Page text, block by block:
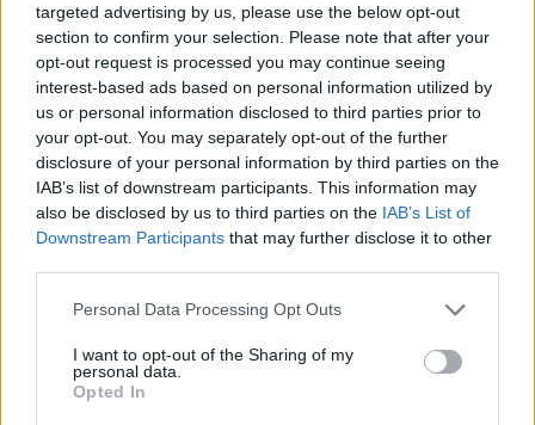
targeted advertising by us, please use the below opt-out
section to confirm your selection. Please note that after your
opt-out request is processed you may continue seeing
interest-based ads based on personal information utilized by
us or personal information disclosed to third parties prior to
your opt-out. You may separately opt-out of the further
disclosure of your personal information by third parties on the
IAB’s list of downstream participants. This information may
also be disclosed by us to third parties on the IAB’s List of
Downstream Participants that may further disclose it to other
Personal Data Processing Opt Outs
I want to opt-out of the Sharing of my
personal data.
Opted In
22:27
Παράνοια σε γάμο στη Μαδέρα: Νόμιζαν ότι
παντρεύονται ο Κριστιάνο Ρονάλντο με την Χεορχίνα -
Βίντεο
22:14
Nίκη της ΑΕΚ στο τελευταίο φιλικό πριν από τον ΟΦΗ
22:11
Γιάννης Κωνσταντέλιας: Μπαμπάς για δεύτερη φορά έγινε
ο ποδοσφαιριστής του ΠΑΟΚ
Τραγωδία στην Πάρο: Για ανθρωποκτονία από αμέλεια
κατηγορούνται οι γονείς του 4χρονου και ο ιδιοκτήτης
του beach bar